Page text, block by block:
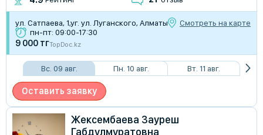
​ул. Сатпаева, 1,уг. ул. Луганского, Алматы
Смотреть на карте
пн-пт: 09:00-17:30
9 000 тгTopDoc.kz
Вс. 09 авг. Пн. 10 авг. Вт. 11 авг.
Оставить заявку
Жексембаева Зауреш
Габдулмуратовна